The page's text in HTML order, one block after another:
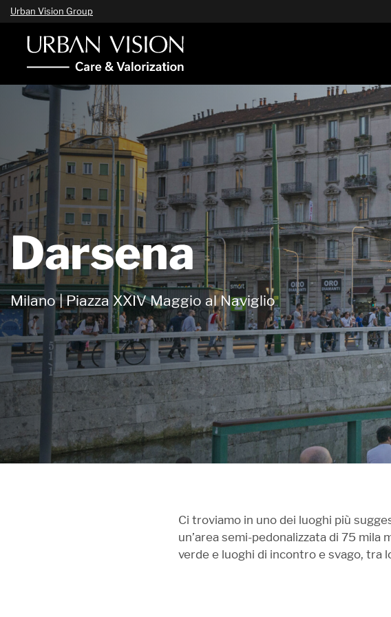
Urban Vision Group
Darsena
Milano | Piazza XXIV Maggio al Naviglio
Ci troviamo in uno dei luoghi più
un’area semi-pedonalizzata di 75 mila
verde e luoghi di incontro e svago, tra